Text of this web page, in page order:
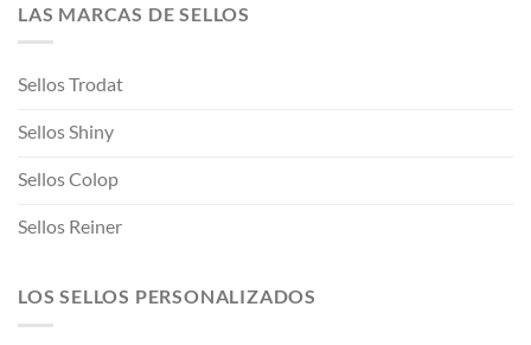
LAS MARCAS DE SELLOS
Sellos Trodat
Sellos Shiny
Sellos Colop
Sellos Reiner
LOS SELLOS PERSONALIZADOS